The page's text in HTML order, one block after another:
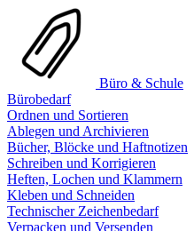
Büro & Schule
Bürobedarf
Ordnen und Sortieren
Ablegen und Archivieren
Bücher, Blöcke und Haftnotizen
Schreiben und Korrigieren
Heften, Lochen und Klammern
Kleben und Schneiden
Technischer Zeichenbedarf
Verpacken und Versenden